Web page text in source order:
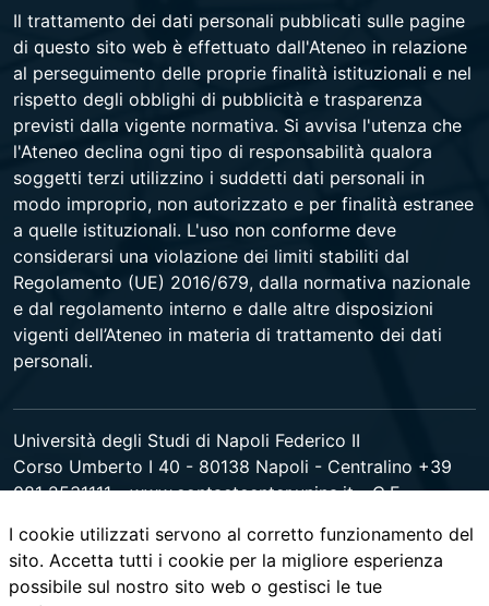
Il trattamento dei dati personali pubblicati sulle pagine
di questo sito web è effettuato dall'Ateneo in relazione
al perseguimento delle proprie finalità istituzionali e nel
rispetto degli obblighi di pubblicità e trasparenza
previsti dalla vigente normativa. Si avvisa l'utenza che
l'Ateneo declina ogni tipo di responsabilità qualora
soggetti terzi utilizzino i suddetti dati personali in
modo improprio, non autorizzato e per finalità estranee
a quelle istituzionali. L'uso non conforme deve
considerarsi una violazione dei limiti stabiliti dal
Regolamento (UE) 2016/679, dalla normativa nazionale
e dal regolamento interno e dalle altre disposizioni
vigenti dell’Ateneo in materia di trattamento dei dati
personali.
Università degli Studi di Napoli Federico II
Corso Umberto I 40 - 80138 Napoli - Centralino +39
081 2531111 -www.contactcenter.unina.it- C.F.
youtubeinstagramfacebook
I cookie utilizzati servono al corretto funzionamento del
sito. Accetta tutti i cookie per la migliore esperienza
possibile sul nostro sito web o gestisci le tue